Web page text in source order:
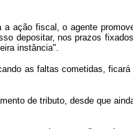
ação fiscal, o agente
depositar, nos prazos
instância".
as faltas cometidas, ficará
de tributo, desde que